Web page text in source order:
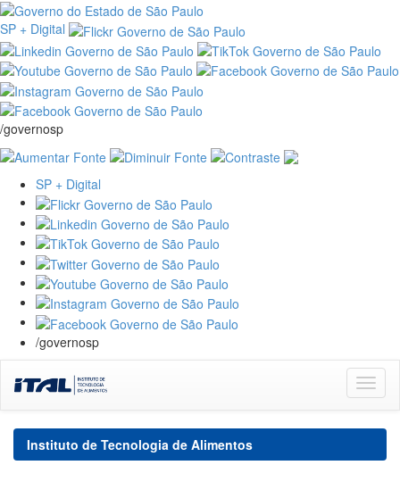
SP + Digital
/governosp
SP + Digital
/governosp
navigation
Instituto de Tecnologia de Alimentos